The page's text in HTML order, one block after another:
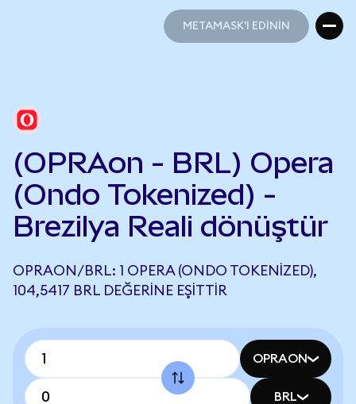
METAMASK'I EDİNİN
(OPRAon - BRL) Opera
(Ondo Tokenized) -
Brezilya Reali dönüştür
OPRAON/BRL: 1 OPERA (ONDO TOKENIZED),
104,5417 BRL DEĞERINE EŞITTIR
OPRAON
BRL